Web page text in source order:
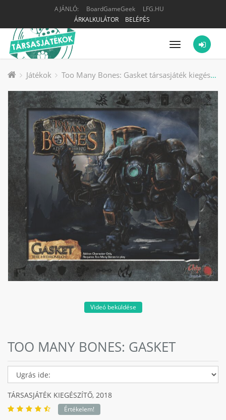
AJÁNLÓ: BoardGameGeek
LFG.HU
ÁRKALKULÁTOR
BELÉPÉS
Menü
Játékok Too Many Bones: Gasket társasjáték kiegészítő
Videó beküldése
TOO MANY BONES: GASKET
TÁRSASJÁTÉK KIEGÉSZÍTŐ, 2018
Értékelem!